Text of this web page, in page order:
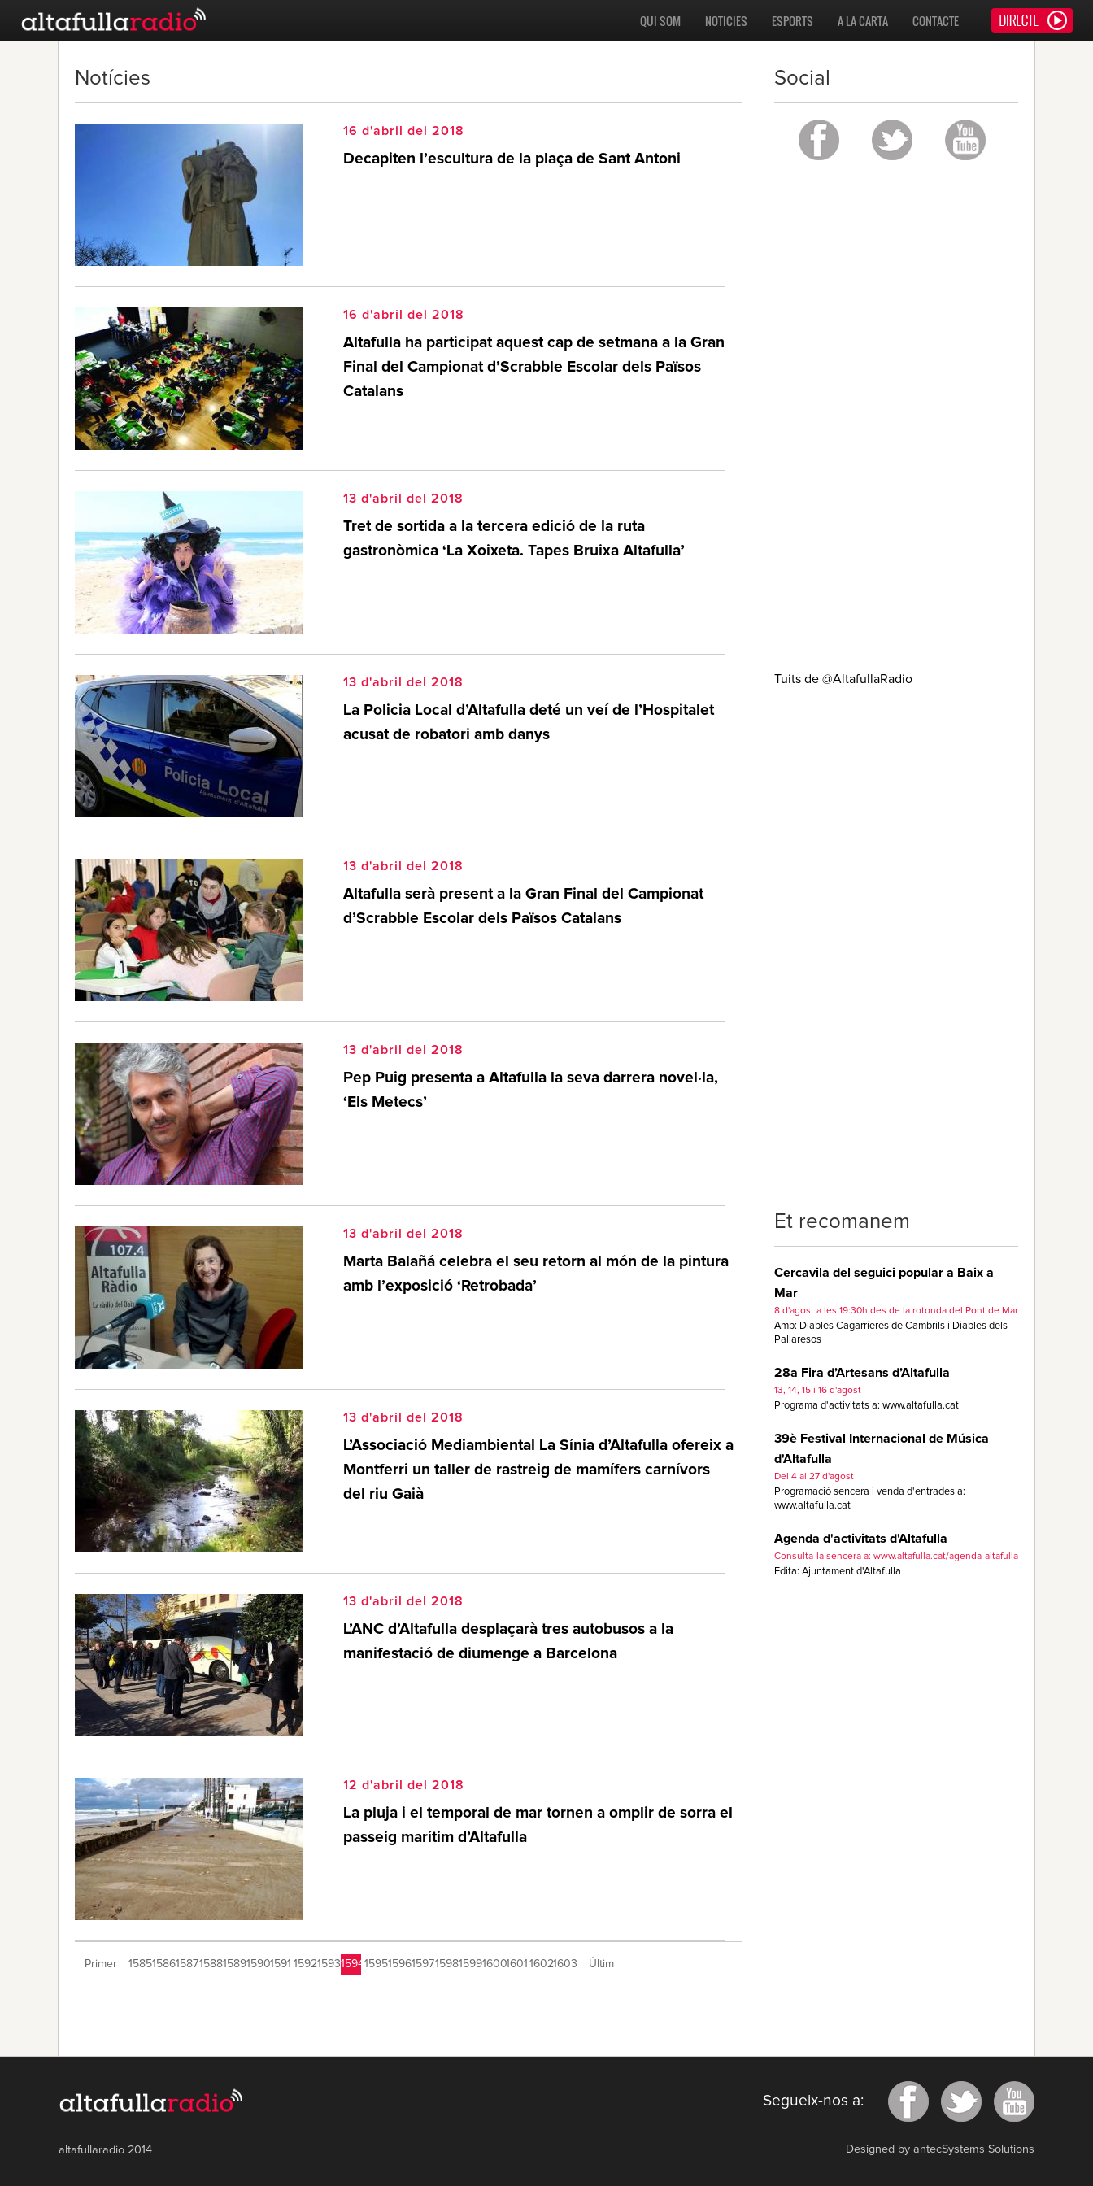
CONTACTE
A LA CARTA
ESPORTS
NOTICIES
QUI SOM
Notícies
16 d'abril del 2018
Decapiten l’escultura de la plaça de Sant Antoni
16 d'abril del 2018
Altafulla ha participat aquest cap de setmana a la Gran
Final del Campionat d’Scrabble Escolar dels Països
Catalans
13 d'abril del 2018
Tret de sortida a la tercera edició de la ruta
gastronòmica ‘La Xoixeta. Tapes Bruixa Altafulla’
13 d'abril del 2018
La Policia Local d’Altafulla deté un veí de l’Hospitalet
acusat de robatori amb danys
13 d'abril del 2018
Altafulla serà present a la Gran Final del Campionat
d’Scrabble Escolar dels Països Catalans
13 d'abril del 2018
Pep Puig presenta a Altafulla la seva darrera novel·la,
‘Els Metecs’
13 d'abril del 2018
Marta Balañá celebra el seu retorn al món de la pintura
amb l’exposició ‘Retrobada’
13 d'abril del 2018
L’Associació Mediambiental La Sínia d’Altafulla ofereix a
Montferri un taller de rastreig de mamífers carnívors
del riu Gaià
13 d'abril del 2018
L’ANC d’Altafulla desplaçarà tres autobusos a la
manifestació de diumenge a Barcelona
12 d'abril del 2018
La pluja i el temporal de mar tornen a omplir de sorra el
passeig marítim d’Altafulla
Primer 1585158615871588158915901591 159215931594 1595159615971598159916001601 16021603 Últim
Social
Tuits de @AltafullaRadio
Et recomanem
Cercavila del seguici popular a Baix a
Mar
8 d'agost a les 19:30h des de la rotonda del Pont de Mar
Amb: Diables Cagarrieres de Cambrils i Diables dels
Pallaresos
28a Fira d’Artesans d’Altafulla
13, 14, 15 i 16 d'agost
Programa d'activitats a: www.altafulla.cat
39è Festival Internacional de Música
d'Altafulla
Del 4 al 27 d'agost
Programació sencera i venda d'entrades a:
www.altafulla.cat
Agenda d'activitats d'Altafulla
Consulta-la sencera a: www.altafulla.cat/agenda-altafulla
Edita: Ajuntament d'Altafulla
altafullaradio 2014
Segueix-nos a:
Designed by antecSystems Solutions